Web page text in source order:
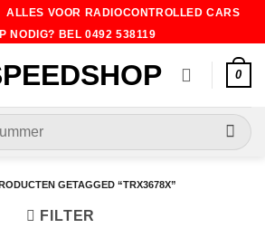
ALLES VOOR RADIOCONTROLLED CARS
NODIG? BEL 0492 538119
0
GETAGGED “TRX3678X”
FILTER